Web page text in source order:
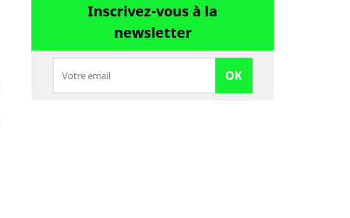
Inscrivez-vous à la
newsletter
OK